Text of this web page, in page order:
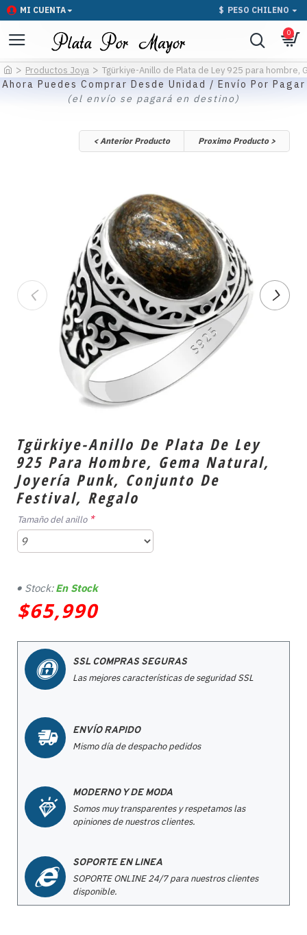
MI CUENTA $ PESO CHILENO
0
Productos Joya Tgürkiye-Anillo de Plata de Ley 925 para
Ahora Puedes Comprar Desde Unidad / Envío Por Pagar
(el envío se pagará en destino)
< Anterior Producto Proximo Producto >
Tgürkiye-Anillo De Plata De Ley
925 Para Hombre, Gema Natural,
Joyería Punk, Conjunto De
Festival, Regalo
$65,990
Stock: En Stock
Tamaño del anillo
SSL COMPRAS SEGURAS
Las mejores características de seguridad SSL
ENVÍO RAPIDO
Mismo día de despacho pedidos
MODERNO Y DE MODA
Somos muy transparentes y respetamos las
opiniones de nuestros clientes.
SOPORTE EN LINEA
SOPORTE ONLINE 24/7 para nuestros clientes
disponible.